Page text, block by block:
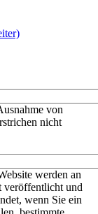
von
nicht
werden an
veröffentlicht und
wenn Sie ein